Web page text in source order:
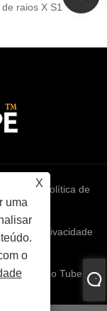
raios X S1
X
uma
o
política de
Privacidade
Inc - Vácuo Tube